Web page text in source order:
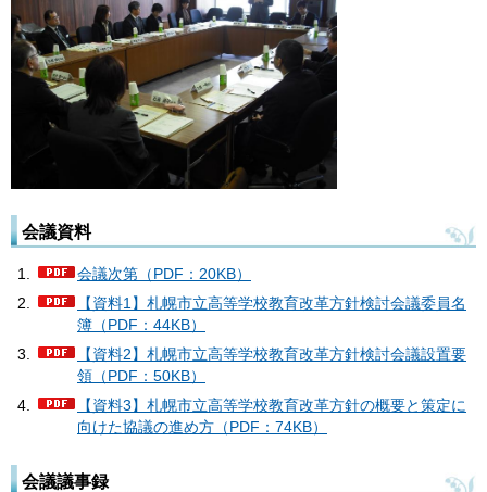
会議資料
会議次第（PDF：20KB）
【資料1】札幌市立高等学校教育改革方針検討会議委員名
簿（PDF：44KB）
【資料2】札幌市立高等学校教育改革方針検討会議設置要
領（PDF：50KB）
【資料3】札幌市立高等学校教育改革方針の概要と策定に
向けた協議の進め方（PDF：74KB）
会議議事録